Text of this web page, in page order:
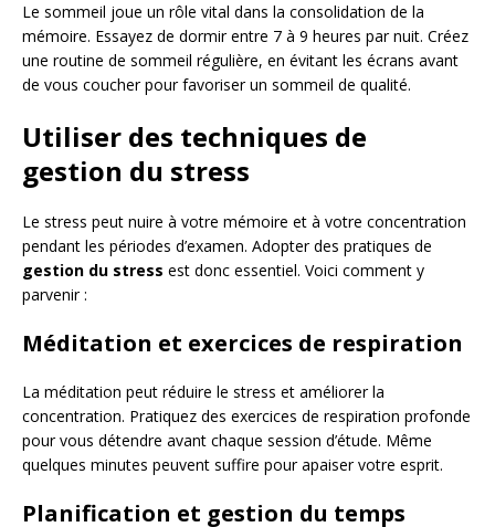
Le sommeil joue un rôle vital dans la consolidation de la
mémoire. Essayez de dormir entre 7 à 9 heures par nuit. Créez
une routine de sommeil régulière, en évitant les écrans avant
de vous coucher pour favoriser un sommeil de qualité.
Utiliser des techniques de
gestion du stress
Le stress peut nuire à votre mémoire et à votre concentration
pendant les périodes d’examen. Adopter des pratiques de
gestion du stress est donc essentiel. Voici comment y
parvenir :
Méditation et exercices de respiration
La méditation peut réduire le stress et améliorer la
concentration. Pratiquez des exercices de respiration profonde
pour vous détendre avant chaque session d’étude. Même
quelques minutes peuvent suffire pour apaiser votre esprit.
Planification et gestion du temps